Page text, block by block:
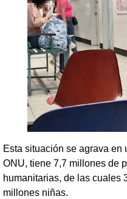
Esta situación se agrava en
ONU, tiene 7,7 millones de
humanitarias, de las cuales
millones niñas.